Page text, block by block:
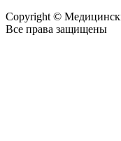
Copyright ©
Все права защищены